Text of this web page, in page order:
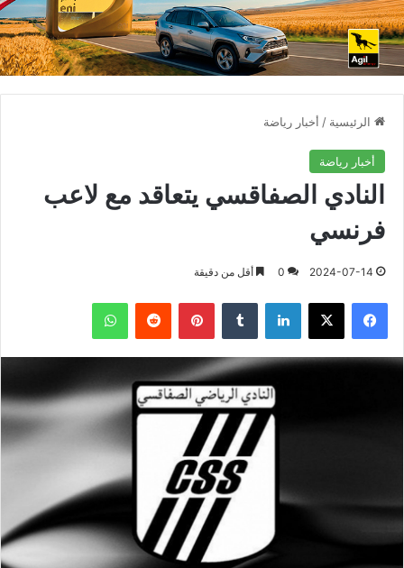
الرئيسية / أخبار رياضة
أخبار رياضة
النادي الصفاقسي يتعاقد مع لاعب
فرنسي
2024-07-14
0 أقل من دقيقة
فيسبوك X لينكدإن بينتيريست واتساب